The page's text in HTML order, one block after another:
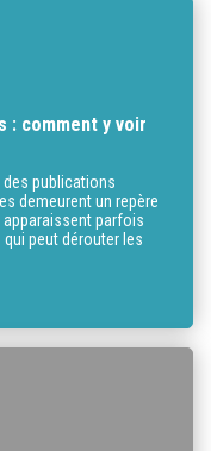
: comment y voir
des publications
demeurent un repère
parfois
qui peut dérouter les